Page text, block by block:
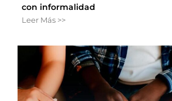
con informalidad
Leer Más >>